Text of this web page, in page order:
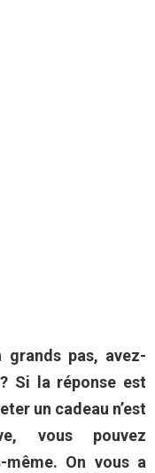
pas, avez-
Si la réponse est
un cadeau n’est
vous pouvez
On vous a